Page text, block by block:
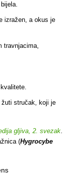
izražen, a okus je
travnjacima,
stručak, koji je
gljiva, 2. svezak.
(Hygrocybe